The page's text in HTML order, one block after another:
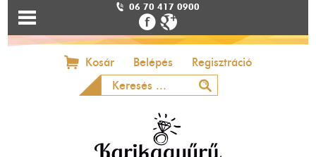
06 70 417 0900
Kosár Belépés Regisztráció